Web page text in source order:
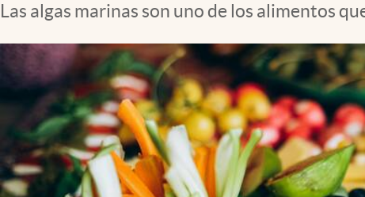
Las algas marinas son uno de los alimentos